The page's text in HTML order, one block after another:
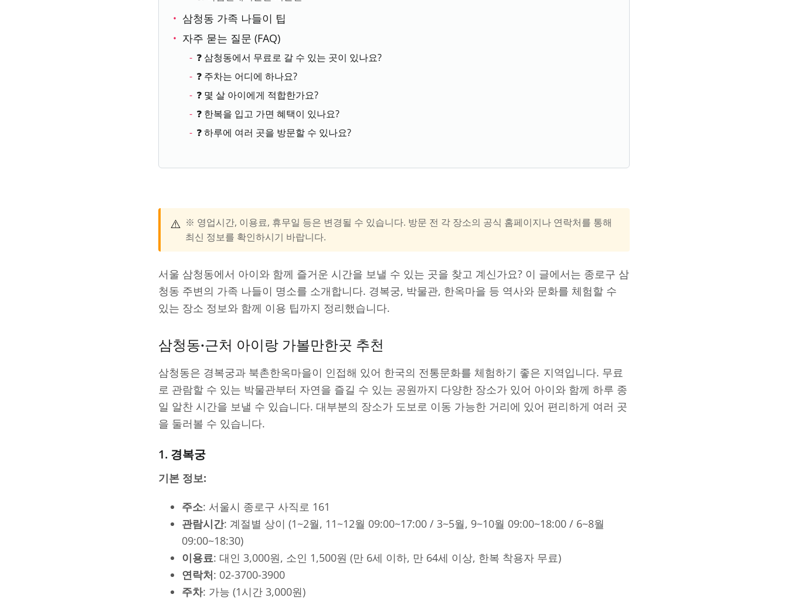
삼청동 가족 나들이 팁
자주 묻는 질문 (FAQ)
❓ 삼청동에서 무료로 갈 수 있는 곳이 있나요?
❓ 주차는 어디에 하나요?
❓ 몇 살 아이에게 적합한가요?
❓ 한복을 입고 가면 혜택이 있나요?
❓ 하루에 여러 곳을 방문할 수 있나요?
⚠️ ※ 영업시간, 이용료, 휴무일 등은 변경될 수 있습니다. 방문 전 각 장소의 공식 홈페이지나 연락처를 통해
최신 정보를 확인하시기 바랍니다.
서울 삼청동에서 아이와 함께 즐거운 시간을 보낼 수 있는 곳을 찾고 계신가요? 이 글에서는 종로구 삼
청동 주변의 가족 나들이 명소를 소개합니다. 경복궁, 박물관, 한옥마을 등 역사와 문화를 체험할 수
있는 장소 정보와 함께 이용 팁까지 정리했습니다.
삼청동·근처 아이랑 가볼만한곳 추천
삼청동은 경복궁과 북촌한옥마을이 인접해 있어 한국의 전통문화를 체험하기 좋은 지역입니다. 무료
로 관람할 수 있는 박물관부터 자연을 즐길 수 있는 공원까지 다양한 장소가 있어 아이와 함께 하루 종
일 알찬 시간을 보낼 수 있습니다. 대부분의 장소가 도보로 이동 가능한 거리에 있어 편리하게 여러 곳
을 둘러볼 수 있습니다.
1. 경복궁
기본 정보:
주소: 서울시 종로구 사직로 161
관람시간: 계절별 상이 (1~2월, 11~12월 09:00~17:00 / 3~5월, 9~10월 09:00~18:00 / 6~8월
09:00~18:30)
이용료: 대인 3,000원, 소인 1,500원 (만 6세 이하, 만 64세 이상, 한복 착용자 무료)
연락처: 02-3700-3900
주차: 가능 (1시간 3,000원)